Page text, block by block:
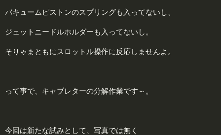
バキュームピストンのスプリングも入ってないし、
ジェットニードルホルダーも入ってないし。
そりゃまともにスロットル操作に反応しませんよ。
って事で、キャブレターの分解作業です～。
今回は新たな試みとして、写真では無く